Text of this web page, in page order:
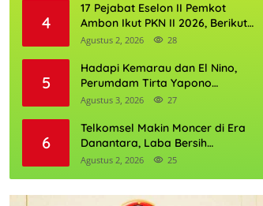
4
17 Pejabat Eselon II Pemkot
Ambon Ikut PKN II 2026, Berikut
Daftarnya
Agustus 2, 2026 28
5
Hadapi Kemarau dan El Nino,
Perumdam Tirta Yapono
Perkuat Cadangan Air Ambon
Agustus 3, 2026 27
6
Telkomsel Makin Moncer di Era
Danantara, Laba Bersih
Semester I 2026 Tembus Rp10,4
Agustus 2, 2026 25